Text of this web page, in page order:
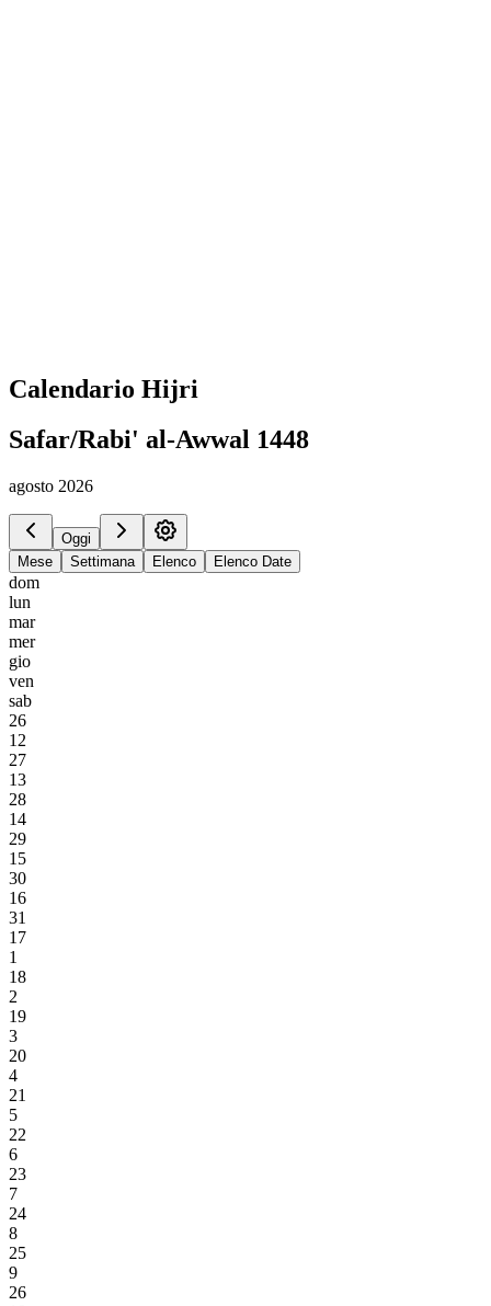
Calendario Hijri
Safar/Rabi' al-Awwal 1448
agosto 2026
Oggi
Mese
Settimana Elenco Elenco Date
dom
lun
mar
mer
gio
ven
sab
26
12
27
13
28
14
29
15
30
16
31
17
1
18
2
19
3
20
4
21
5
22
6
23
7
24
8
25
9
26